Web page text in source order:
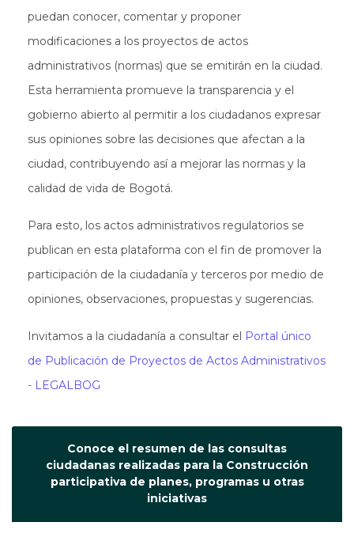
puedan conocer, comentar y proponer
modificaciones a los proyectos de actos
administrativos (normas) que se emitirán en la ciudad.
Esta herramienta promueve la transparencia y el
gobierno abierto al permitir a los ciudadanos expresar
sus opiniones sobre las decisiones que afectan a la
ciudad, contribuyendo así a mejorar las normas y la
calidad de vida de Bogotá.
Para esto, los actos administrativos regulatorios se
publican en esta plataforma con el fin de promover la
participación de la ciudadanía y terceros por medio de
opiniones, observaciones, propuestas y sugerencias.
Invitamos a la ciudadanía a consultar el Portal único
de Publicación de Proyectos de Actos Administrativos
- LEGALBOG
Conoce el resumen de las consultas
ciudadanas realizadas para la Construcción
participativa de planes, programas u otras
iniciativas